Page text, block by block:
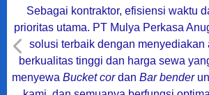
Sebagai kontraktor, efisiensi waktu
prioritas utama. PT Mulya Perkasa
solusi terbaik dengan menyediakan
berkualitas tinggi dan harga sewa
menyewa Bucket cordan Bar bender